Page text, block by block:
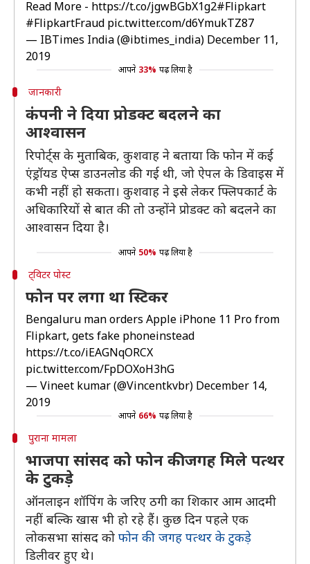
Read More - https://t.co/jgwBGbX1g2#Flipkart
#FlipkartFraud pic.twitter.com/d6YmukTZ87
— IBTimes India (@ibtimes_india) December 11,
2019
आपने 33% पढ़ लिया है
जानकारी
कंपनी ने दिया प्रोडक्ट बदलने का
आश्वासन
रिपोर्ट्स के मुताबिक, कुशवाह ने बताया कि फोन में कई
एंड्रॉयड ऐप्स डाउनलोड की गई थी, जो ऐपल के डिवाइस में
कभी नहीं हो सकता। कुशवाह ने इसे लेकर फ्लिपकार्ट के
अधिकारियों से बात की तो उन्होंने प्रोडक्ट को बदलने का
आश्वासन दिया है।
आपने 50% पढ़ लिया है
ट्विटर पोस्ट
फोन पर लगा था स्टिकर
Bengaluru man orders Apple iPhone 11 Pro from
Flipkart, gets fake phoneinstead
https://t.co/iEAGNqORCX
pic.twitter.com/FpDOXoH3hG
— Vineet kumar (@Vincentkvbr) December 14,
2019
आपने 66% पढ़ लिया है
पुराना मामला
भाजपा सांसद को फोन की जगह मिले पत्थर
के टुकड़े
ऑनलाइन शॉपिंग के जरिए ठगी का शिकार आम आदमी
नहीं बल्कि खास भी हो रहे हैं। कुछ दिन पहले एक
लोकसभा सांसद को फोन की जगह पत्थर के टुकड़े
डिलीवर हुए थे।